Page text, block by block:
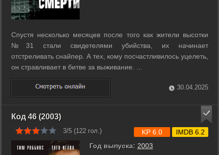
Спустя несколько месяцев после того как жители высотки
№31 стали свидетелями убийства, их начинает
отстреливать снайпер. А тех, кому посчастливилось уцелеть,
он стравливает в битве за выживание. ...
30.04.2025
Код 46 (2003)
3/5 (122 гол.)
Год выпуска: 2003
KP 6.0 IMDB 6.2